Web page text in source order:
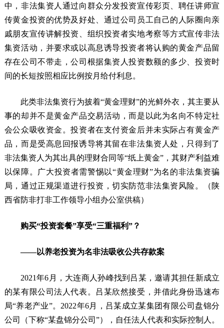
中，非法集资人通过向群众分发投资宣传彩页、聘任讲师宣
传黄金投资的优势及好处、通过公司员工自己的人际圈向亲
戚朋友宣传讲解投资、组织投资者实地考察等方式宣传非法
集资活动，并要求或以高息诱导投资者将认购的黄金产品留
存在公司不带走，公司根据集资人投资数额的多少、投资时
间的长短按照相应比例按月给付利息。
此类非法集资行为披着“黄金理财”的光鲜外衣，其主要从
事的却并不是黄金产品交易活动，而是以此为名向不特定社
会公众吸收资金。投资者在支付资金后并未实际占有黄金产
品，而是受高息回报诱导将其留在非法集资人处，只得到了
非法集资人为其出具的理财合同等“纸上黄金”，其财产利益难
以保障。广大投资者需警惕以“黄金理财”为名的非法集资骗
局，通过正规渠道进行投资，切实防范非法集资风险。（陕
西省防非打非工作领导小组办公室供稿）
购买“投资套餐”享受“三重福利”？
——以养老投资为名非法吸收公共存款案
2021年6月，大连商人孙峰找到吕某，邀请其担任新成立
的某有限公司法人代表。吕某欣然接受，并借此身份迅速布
局“养老产业”。2022年6月，吕某成立某集团有限公司盘锦分
公司（下称“某盘锦分公司”），自任法人代表和实际控制人。